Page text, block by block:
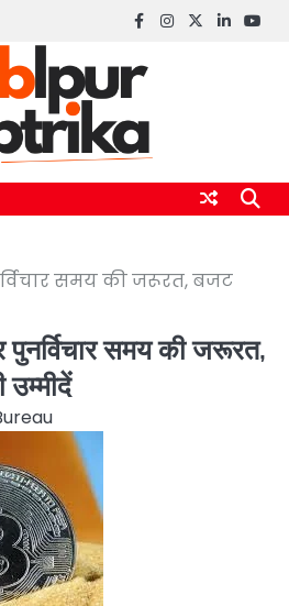
Facebook
instagram
twitterlinkedin
समय की जरूरत, बजट
पुनर्विचार समय की जरूरत,